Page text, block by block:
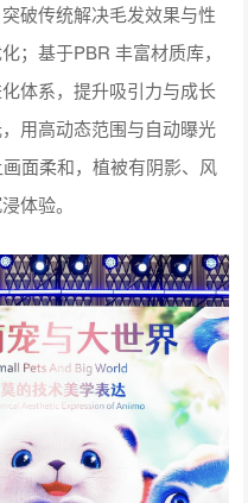
破传统解决毛发效果与性
；基于PBR 丰富材质库，
体系，提升吸引力与成长
用高动态范围与自动曝光
面柔和，植被有阴影、风
体验。